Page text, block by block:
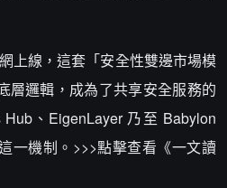
上線，這套「安全性雙邊市場模
層邏輯，成為了共享安全服務的
、EigenLayer 乃至 Babylon
一機制。>>>點擊查看《一文讀